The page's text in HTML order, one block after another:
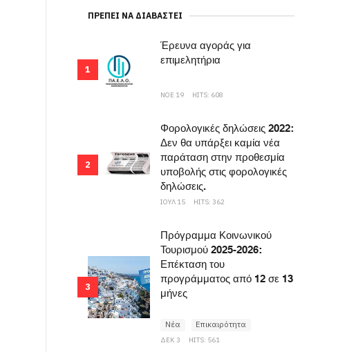
ΠΡΈΠΕΙ ΝΑ ΔΙΑΒΑΣΤΕΊ
1
Έρευνα αγοράς για
επιμελητήρια
ΝΟΕ 19 HITS: 608
2
Φορολογικές δηλώσεις 2022:
Δεν θα υπάρξει καμία νέα
παράταση στην προθεσμία
υποβολής στις φορολογικές
δηλώσεις.
ΙΟΥΛ 15 HITS: 362
3
Πρόγραμμα Κοινωνικού
Τουρισμού 2025-2026:
Επέκταση του
προγράμματος από 12 σε 13
μήνες
ΔΕΚ 3 HITS: 561
Νέα Επικαιρότητα